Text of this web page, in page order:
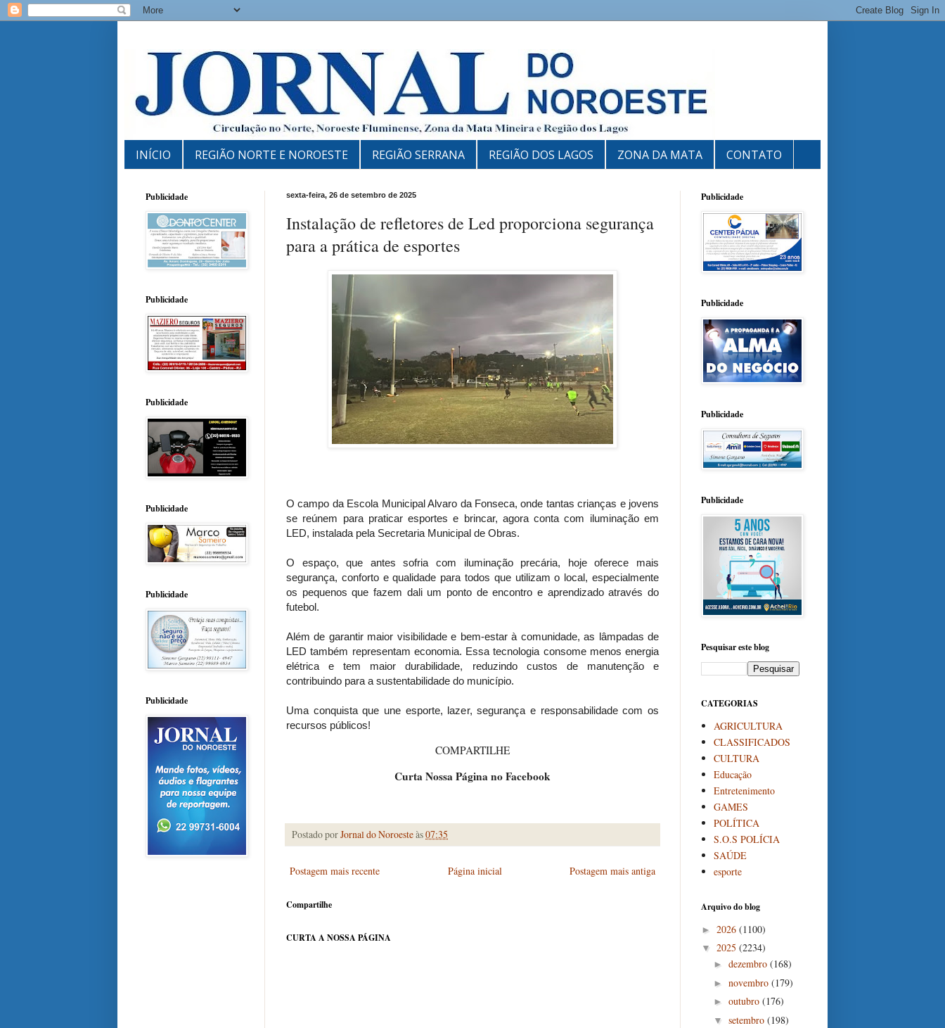
INÍCIO REGIÃO NORTE E NOROESTE REGIÃO SERRANA REGIÃO DOS LAGOS ZONA DA MATA CONTATO
sexta-feira, 26 de setembro de 2025
Instalação de refletores de Led proporciona segurança
para a prática de esportes
O campo da Escola Municipal Alvaro da Fonseca, onde tantas crianças e jovens
se reúnem para praticar esportes e brincar, agora conta com iluminação em
LED, instalada pela Secretaria Municipal de Obras.
O espaço, que antes sofria com iluminação precária, hoje oferece mais
segurança, conforto e qualidade para todos que utilizam o local, especialmente
os pequenos que fazem dali um ponto de encontro e aprendizado através do
futebol.
Além de garantir maior visibilidade e bem-estar à comunidade, as lâmpadas de
LED também representam economia. Essa tecnologia consome menos energia
elétrica e tem maior durabilidade, reduzindo custos de manutenção e
contribuindo para a sustentabilidade do município.
Uma conquista que une esporte, lazer, segurança e responsabilidade com os
recursos públicos!
COMPARTILHE
Curta Nossa Página no Facebook
Postado porJornal do Noroesteàs07:35
Postagem mais recente Postagem mais antiga
Página inicial
Compartilhe
CURTA A NOSSA PÁGINA
Publicidade
Publicidade
Publicidade
Publicidade
Publicidade
Publicidade
Publicidade
Publicidade
Publicidade
Publicidade
Pesquisar este blog
CATEGORIAS
AGRICULTURA
CLASSIFICADOS
CULTURA
Educação
Entretenimento
GAMES
POLÍTICA
S.O.S POLÍCIA
SAÚDE
esporte
Arquivo do blog
► 2026 (1100)
▼ 2025 (2234)
► dezembro (168)
► novembro (179)
► outubro (176)
▼ setembro (198)